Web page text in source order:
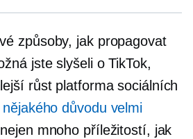
způsoby, jak propagovat
jste slyšeli o TikTok,
růstplatforma sociálních
důvodu velmi
mnoho příležitostí, jak